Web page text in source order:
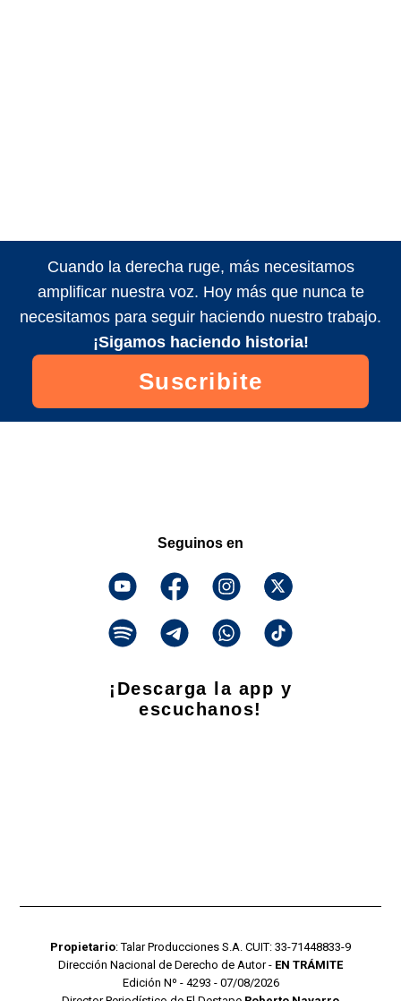
Cuando la derecha ruge, más necesitamos
amplificar nuestra voz. Hoy más que nunca te
necesitamos para seguir haciendo nuestro trabajo.
¡Sigamos haciendo historia!
Suscribite
Seguinos en
¡Descarga la app y
escuchanos!
Propietario: Talar Producciones S.A. CUIT: 33-71448833-9
Dirección Nacional de Derecho de Autor - EN TRÁMITE
Edición Nº - 4293 - 07/08/2026